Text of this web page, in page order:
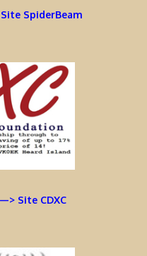
SpiderBeam
Site CDXC